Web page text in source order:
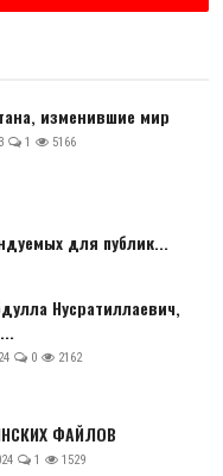
изменившие мир
1 5166
для публик...
Нусратиллаевич,
0 2162
ФАЙЛОВ
1 1529